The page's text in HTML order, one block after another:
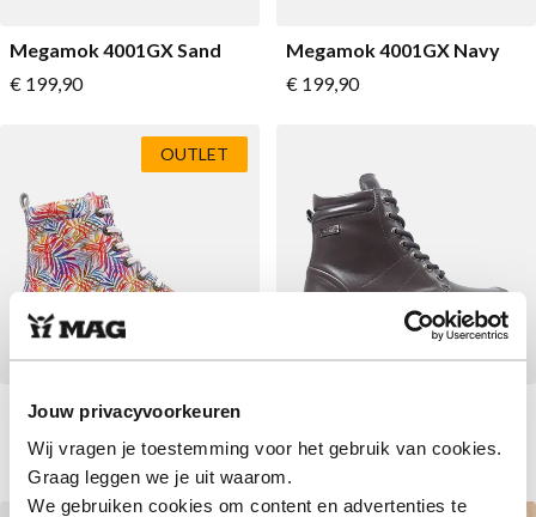
Jouw privacyvoorkeuren
Wij vragen je toestemming voor het gebruik van cookies.
Graag leggen we je uit waarom.
We gebruiken cookies om content en advertenties te
Megamok 4001GX Sand
Vanaf
€ 199,90
Megamok 4001GX Navy
Vanaf
€ 199,90
MPS 4154G Lovely Leaves
Vanaf
€ 79,90 Normale prijs
€ 179,90
OUTLET
Vanaf
€ 189,90